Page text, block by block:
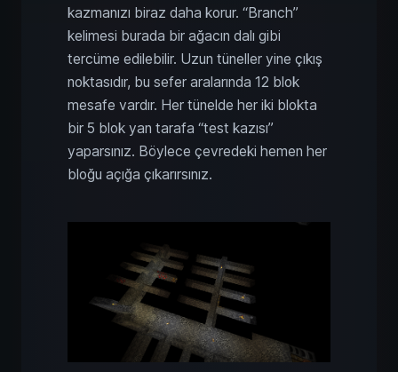
kazmanızı biraz daha korur. “Branch”
kelimesi burada bir ağacın dalı gibi
tercüme edilebilir. Uzun tüneller yine çıkış
noktasıdır, bu sefer aralarında 12 blok
mesafe vardır. Her tünelde her iki blokta
bir 5 blok yan tarafa “test kazısı”
yaparsınız. Böylece çevredeki hemen her
bloğu açığa çıkarırsınız.